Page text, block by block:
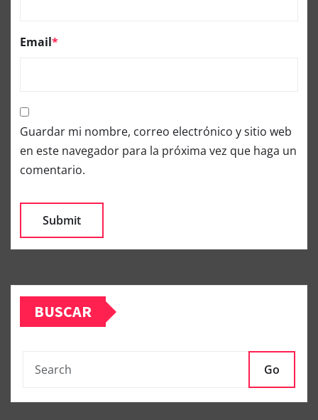
Email*
Guardar mi nombre, correo electrónico y sitio web
en este navegador para la próxima vez que haga un
comentario.
BUSCAR
Go